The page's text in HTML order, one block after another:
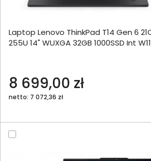
Laptop Lenovo ThinkPad T14 Gen 6
255U 14" WUXGA 32GB 1000SSD Int
8 699,00 zł
netto: 7 072,36 zł